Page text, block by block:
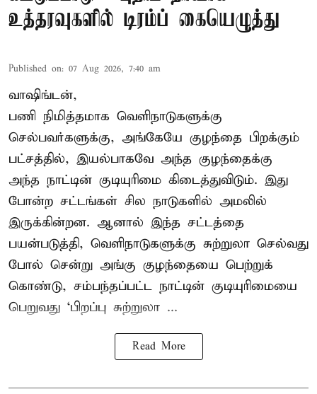
உத்தரவுகளில் டிரம்ப் கையெழுத்து
Published on: 07 Aug 2026, 7:40 am
வாஷிங்டன்,
பணி நிமித்தமாக வெளிநாடுகளுக்கு
செல்பவர்களுக்கு, அங்கேயே குழந்தை பிறக்கும்
பட்சத்தில், இயல்பாகவே அந்த குழந்தைக்கு
அந்த நாட்டின் குடியுரிமை கிடைத்துவிடும். இது
போன்ற சட்டங்கள் சில நாடுகளில் அமலில்
இருக்கின்றன. ஆனால் இந்த சட்டத்தை
பயன்படுத்தி, வெளிநாடுகளுக்கு சுற்றுலா செல்வது
போல் சென்று அங்கு குழந்தையை பெற்றுக்
கொண்டு, சம்பந்தப்பட்ட நாட்டின் குடியுரிமையை
பெறுவது ‘பிறப்பு சுற்றுலா ...
Read More